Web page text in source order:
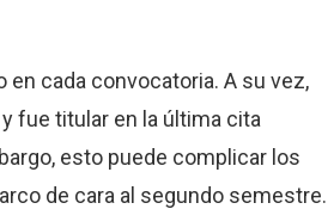
en cada convocatoria. A su vez,
fue titular en la última cita
esto puede complicar los
de cara al segundo semestre.